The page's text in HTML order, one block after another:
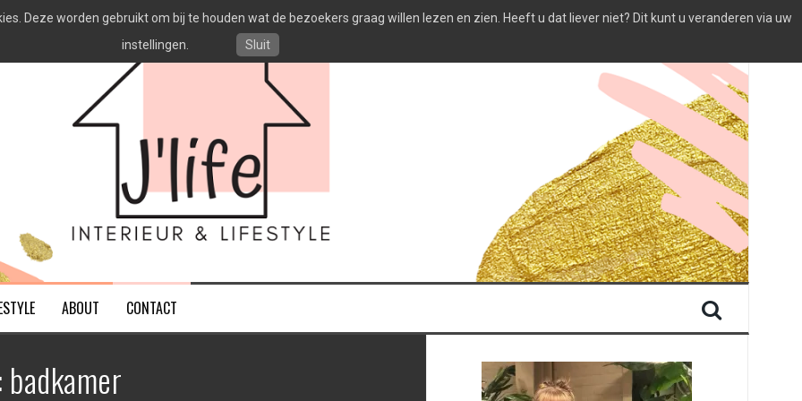
ABOUT CONTACT
badkamer
Deze worden gebruikt om bij te houden wat de bezoekers graag willen lezen en zien. Heeft u dat liever niet? Dit kunt u veranderen via uw
instellingen.
Sluit